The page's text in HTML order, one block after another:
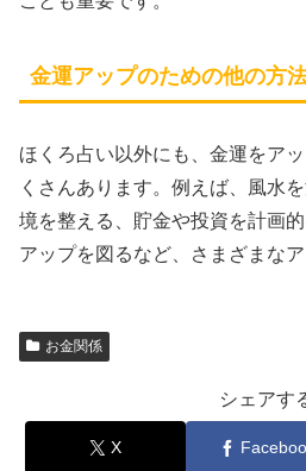
金運アップのための他の方
ほくろ占い以外にも、金運をア
くさんあります。例えば、風水
境を整える、貯金や投資を計画
アップを図るなど、さまざまな
お金関係
シェアす
X